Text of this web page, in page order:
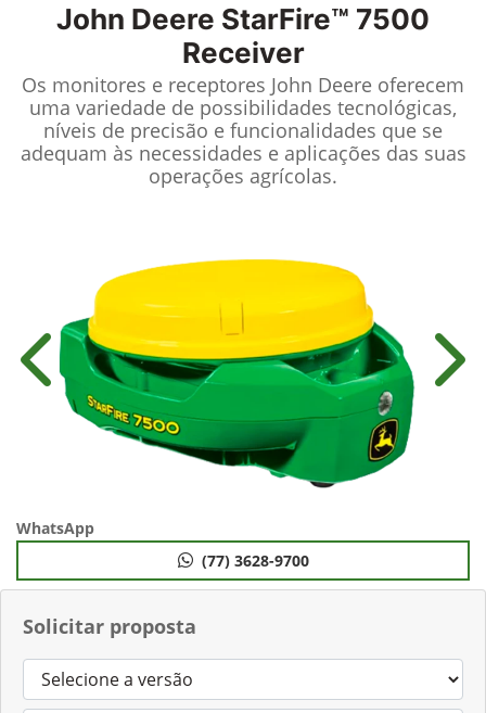
John Deere StarFire™ 7500
Receiver
Os monitores e receptores John Deere oferecem
uma variedade de possibilidades tecnológicas,
níveis de precisão e funcionalidades que se
adequam às necessidades e aplicações das suas
operações agrícolas.
Solicitar proposta
Anterior
WhatsApp
(77) 3628-9700